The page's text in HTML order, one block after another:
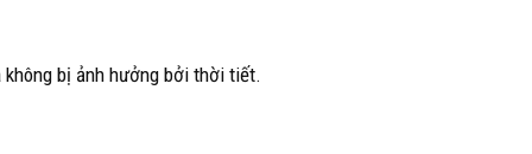
bị ảnh hưởng bởi thời tiết.